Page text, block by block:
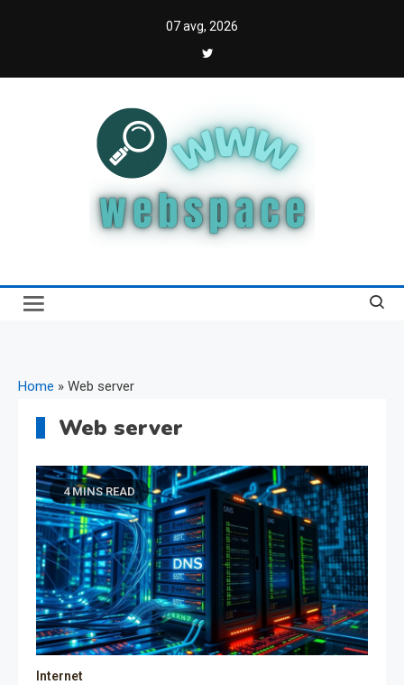
07 avg, 2026
Webspace
Home » Web server
Web server
4 MINS READ
Internet